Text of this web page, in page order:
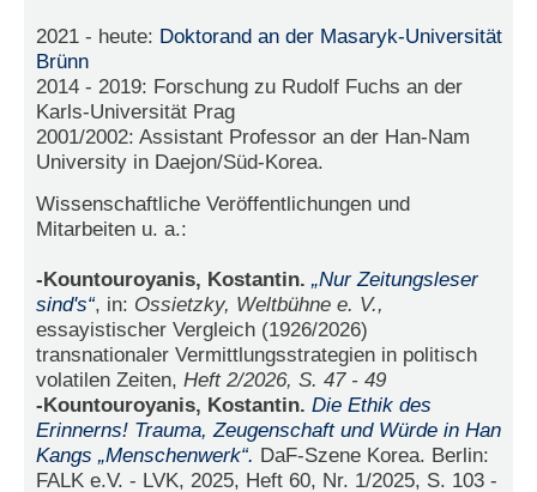
G
n
a
*
P
a
s
s
2021 - heute: Doktorand an der Masaryk-Universität
Brünn
2014 - 2019: Forschung zu Rudolf Fuchs an der
Karls-Universität Prag
2001/2002: Assistant Professor an der Han-Nam
University in Daejon/Süd-Korea.
Wissenschaftliche Veröffentlichungen und
Mitarbeiten u. a.:
-Kountouroyanis, Kostantin. „Nur Zeitungsleser
sind's“, in: Ossietzky, Weltbühne e. V.,
essayistischer Vergleich (1926/2026)
transnationaler Vermittlungsstrategien in politisch
volatilen Zeiten, Heft 2/2026, S. 47 - 49
-Kountouroyanis, Kostantin. Die Ethik des
Erinnerns! Trauma, Zeugenschaft und Würde in Han
Kangs „Menschenwerk“. DaF-Szene Korea. Berlin:
FALK e.V. - LVK, 2025, Heft 60, Nr. 1/2025, S. 103 -